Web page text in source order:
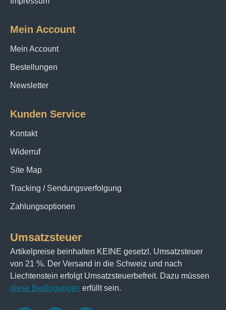
Mein Account
Mein Account
Bestellungen
Newsletter
Kunden Service
Kontakt
Widerruf
Site Map
Tracking / Sendungsverfolgung
Zahlungsoptionen
Umsatzsteuer
Artikelpreise beinhalten KEINE gesetzl. Umsatzsteuer
von 21 %. Der Versand in die Schweiz und nach
Liechtenstein erfolgt Umsatzsteuerbefreit. Dazu müssen
diese Bedingungen erfüllt sein.